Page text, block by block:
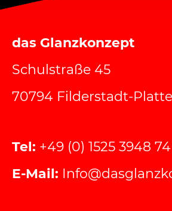
das Glanzkonzept
Schulstraße 45
70794 Filderstadt-
Tel: +49 (0) 1525 3948 74
E-Mail: